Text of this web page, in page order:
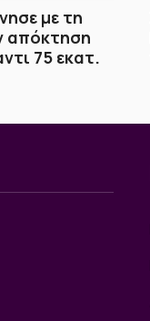
με τη
απόκτηση
75 εκατ.